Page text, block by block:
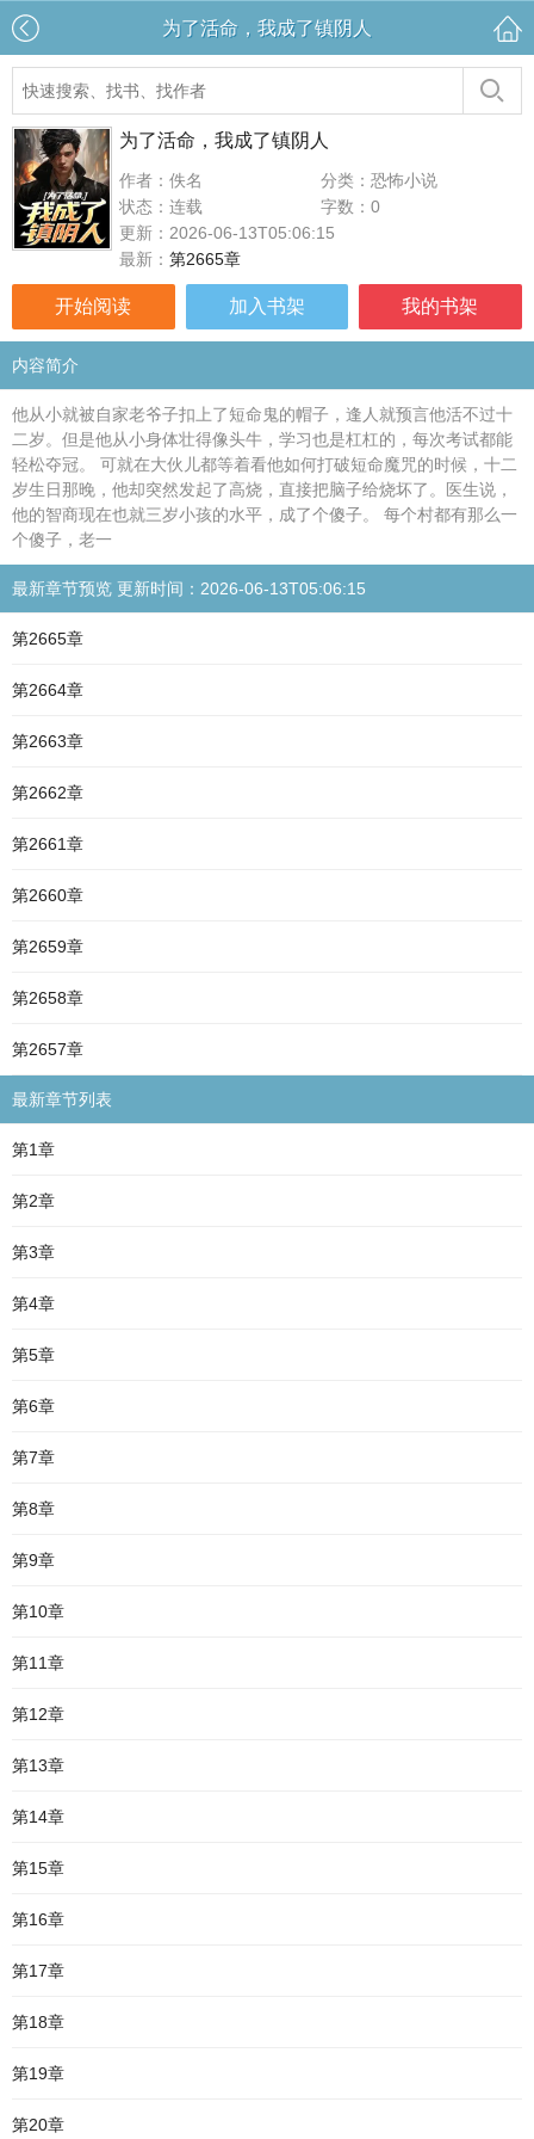
为了活命，我成了镇阴人
为了活命，我成了镇阴人
作者：佚名
分类：恐怖小说
状态：连载
字数：0
更新：2026-06-13T05:06:15
最新： 第2665章
开始阅读 加入书架 我的书架
内容简介
他从小就被自家老爷子扣上了短命鬼的帽子，逢人就预言他活不过十
二岁。但是他从小身体壮得像头牛，学习也是杠杠的，每次考试都能
轻松夺冠。 可就在大伙儿都等着看他如何打破短命魔咒的时候，十二
岁生日那晚，他却突然发起了高烧，直接把脑子给烧坏了。医生说，
他的智商现在也就三岁小孩的水平，成了个傻子。 每个村都有那么一
个傻子，老一
最新章节预览 更新时间：2026-06-13T05:06:15
第2665章
第2664章
第2663章
第2662章
第2661章
第2660章
第2659章
第2658章
第2657章
最新章节列表
第1章
第2章
第3章
第4章
第5章
第6章
第7章
第8章
第9章
第10章
第11章
第12章
第13章
第14章
第15章
第16章
第17章
第18章
第19章
第20章